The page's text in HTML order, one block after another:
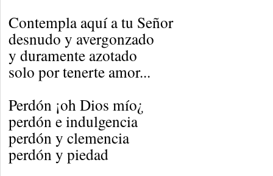
Contempla aquí a tu Señor
desnudo y avergonzado
y duramente azotado
solo por tenerte amor...
Perdón ¡oh Dios mío¿
perdón e indulgencia
perdón y clemencia
perdón y piedad